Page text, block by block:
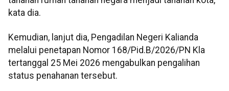
kata dia.
Kemudian, lanjut dia, Pengadilan Negeri Kalianda
melalui penetapan Nomor 168/Pid.B/2026/PN Kla
tertanggal 25 Mei 2026 mengabulkan pengalihan
status penahanan tersebut.